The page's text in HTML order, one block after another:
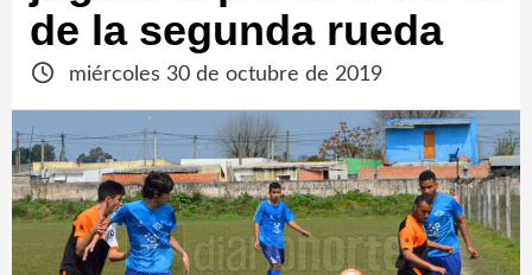
de la segunda rueda
miércoles 30 de octubre de 2019